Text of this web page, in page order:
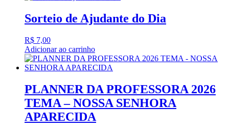
Sorteio de Ajudante do Dia
R$ 7,00
Adicionar ao carrinho
PLANNER DA PROFESSORA 2026
TEMA – NOSSA SENHORA
APARECIDA